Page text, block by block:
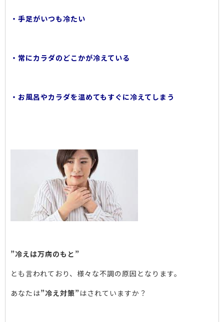
・手足がいつも冷たい
・常にカラダのどこかが冷えている
・お風呂やカラダを温めてもすぐに冷えてしまう
”冷えは万病のもと”
とも言われており、様々な不調の原因となります。
あなたは”冷え対策”はされていますか？